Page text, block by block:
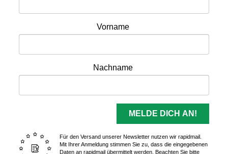
Vorname
Nachname
MELDE DICH AN!
Für den Versand unserer Newsletter nutzen wir rapidmail.
Mit Ihrer Anmeldung stimmen Sie zu, dass die eingegebenen
Daten an rapidmail übermittelt werden. Beachten Sie bitte